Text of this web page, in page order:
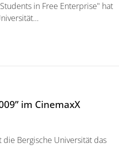
in Free Enterprise" hat
im Finale
im CinemaxX
Bergische Universität das